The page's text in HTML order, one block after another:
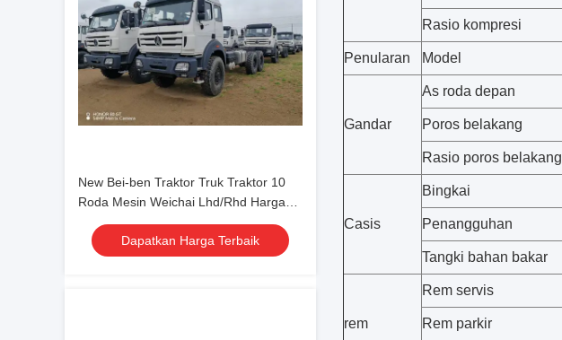
New Bei-ben Traktor Truk Traktor 10
Roda Mesin Weichai Lhd/Rhd Harga
Afrika
Dapatkan Harga Terbaik
Rasio kompresi
Penularan Model
Gandar
As roda depan
Poros belakang
Rasio poros belakang
Casis
Bingkai
Penangguhan
Tangki bahan bakar
rem
Rem servis
Rem parkir